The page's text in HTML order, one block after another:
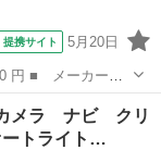
提携サイト 5月20日
レード名： カ
ＴＶ ＨＩＤ ス
メラ ナビ クリ
トライト…